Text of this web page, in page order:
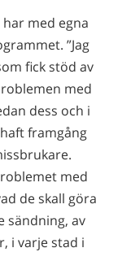
med egna
”Jag
fick stöd av
med
dess och i
framgång
med
de skall göra
sändning, av
i varje stad i